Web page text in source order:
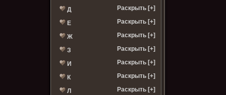
Д Раскрыть [+]
Е Раскрыть [+]
Ж Раскрыть [+]
З Раскрыть [+]
И Раскрыть [+]
К Раскрыть [+]
Л Раскрыть [+]